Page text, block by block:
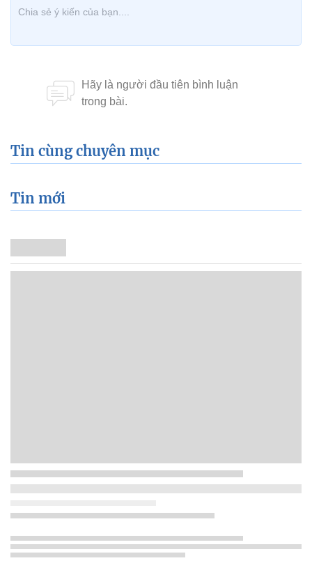
Tin cùng chuyên mục
Tin mới